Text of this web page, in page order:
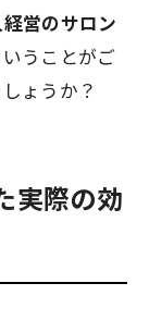
経営のサロン
いうことがご
ょうか？
実際の効